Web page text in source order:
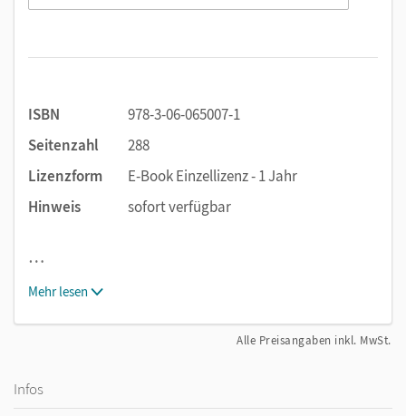
ISBN
978-3-06-065007-1
Seitenzahl
288
Lizenzform
E-Book Einzellizenz - 1 Jahr
Hinweis
sofort verfügbar
…
Mehr lesen
Alle Preisangaben inkl. MwSt.
Infos